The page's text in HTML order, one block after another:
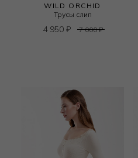
WILD ORCHID
Трусы слип
4 950 ₽ 7 000₽